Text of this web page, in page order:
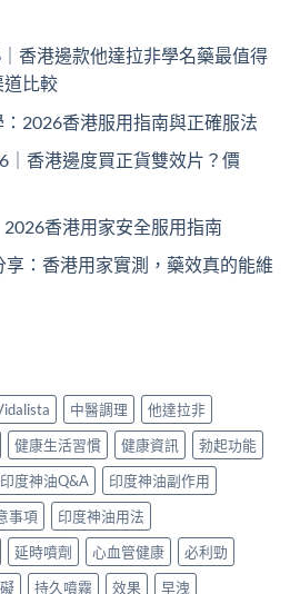
香港邊款他達拉非學名藥最值得
道比較
2026香港服用指南與正確服法
｜香港邊度買正貨雙效片？價
香港用家安全服用指南
：香港用家實測，藥效真的能維
中醫調理
他達拉非
健康生活習慣 健康資訊
勃起功能
印度神油Q&A
印度神油副作用
事項
印度神油用法
延時噴劑 心血管健康
必利勁
持久噴霧 效果 早洩